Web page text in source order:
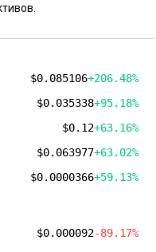
$0.085106+206.48%
$0.035338+95.18%
$0.12+63.16%
$0.063977+63.02%
$0.0000366+59.13%
$0.000092-89.17%